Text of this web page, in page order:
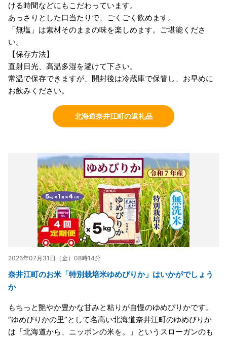
ける時間などにもこだわっています。
あっさりとした口当たりで、ごくごく飲めます。
「無塩」は素材そのままの味を楽しめます。ご堪能くださ
い。
【保存方法】
直射日光、高温多湿を避けて下さい。
常温で保存できますが、開封後は冷蔵庫で保管し、お早めに
お飲みください。
北海道奈井江町の返礼品
2026年07月31日（金）08時14分
奈井江町のお米「特別栽培米ゆめぴりか」はいかがでしょう
か
もちっと艶やか豊かな甘みと粘りが自慢のゆめぴりかです。
”ゆめぴりかの里”として名高い北海道奈井江町のゆめぴりか
は「北海道から、ニッポンの米を。」というスローガンのも